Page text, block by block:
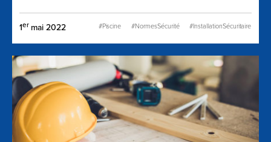
1ermai 2022 #Piscine #NormesSécurité #InstallationSécuritaire
#PrévenirLesNoyades